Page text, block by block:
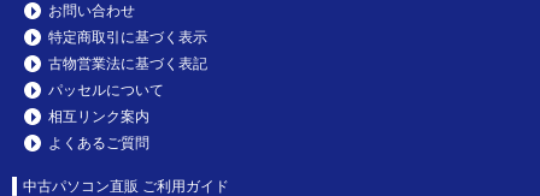
お問い合わせ
特定商取引に基づく表示
古物営業法に基づく表記
パッセルについて
相互リンク案内
よくあるご質問
中古パソコン直販 ご利用ガイド